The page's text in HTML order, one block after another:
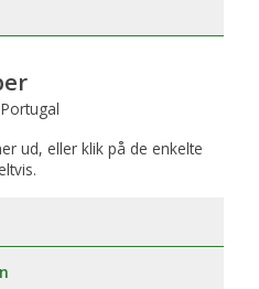
ud, eller klik på de enkelte